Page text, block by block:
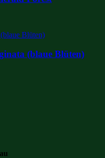
(blaue Blüten)